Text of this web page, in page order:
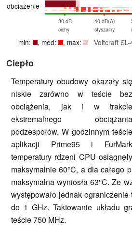
obciążenie
30 dB
cichy
40 dB(A)
słyszalny
min: , med: , max: Voltcraft
Ciepło
Temperatury obudowy okazały się
niskie zarówno w teście bez
obciążenia, jak i w trakcie
ekstremalnego obciążania
podzespołów. W godzinnym teście
aplikacji Prime95 i FurMark
temperatury rdzeni CPU osiągnęły
maksymalnie 60°C, a dla całego
maksymalna wyniosła 63°C. Ze
występowało jednak
do 1 GHz. Taktowanie układu
teście 750 MHz.